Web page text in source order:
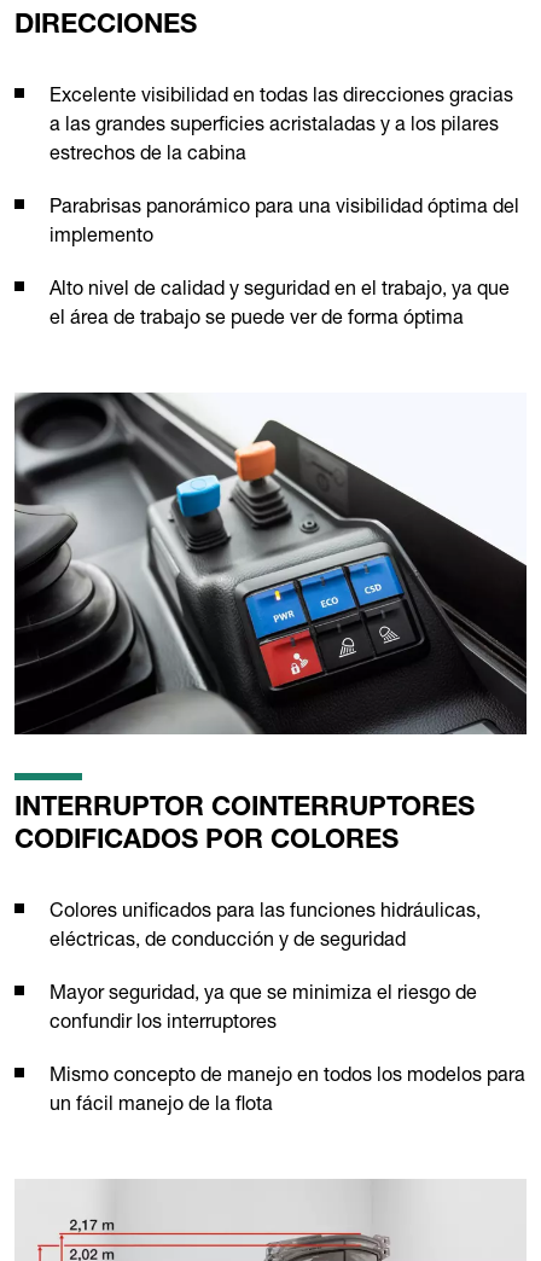
DIRECCIONES
Excelente visibilidad en todas las direcciones gracias
a las grandes superficies acristaladas y a los pilares
estrechos de la cabina
Parabrisas panorámico para una visibilidad óptima del
implemento
Alto nivel de calidad y seguridad en el trabajo, ya que
el área de trabajo se puede ver de forma óptima
INTERRUPTOR COINTERRUPTORES
CODIFICADOS POR COLORES
Colores unificados para las funciones hidráulicas,
eléctricas, de conducción y de seguridad
Mayor seguridad, ya que se minimiza el riesgo de
confundir los interruptores
Mismo concepto de manejo en todos los modelos para
un fácil manejo de la flota